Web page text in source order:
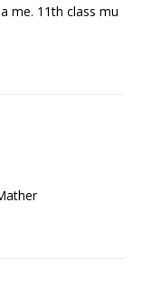
me. 11th class mu